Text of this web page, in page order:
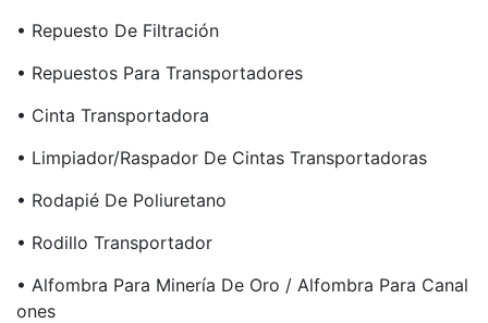
• Repuesto De Filtración
• Repuestos Para Transportadores
• Cinta Transportadora
• Limpiador/raspador De Cintas Transportadoras
• Rodapié De Poliuretano
• Rodillo Transportador
• Alfombra Para Minería De Oro / Alfombra Para Canal
Ones